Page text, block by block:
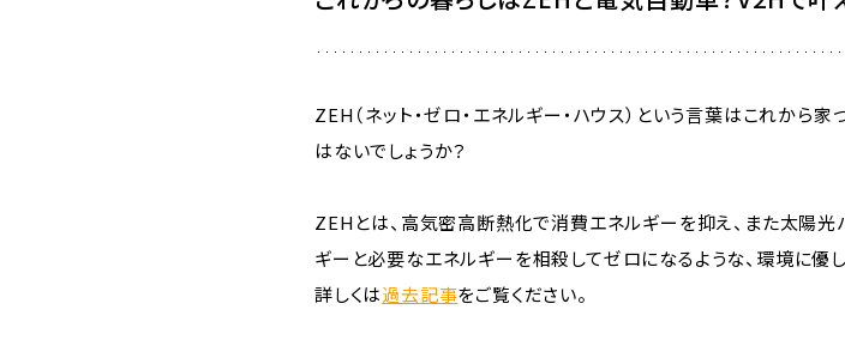
ZEH（ネット・ゼロ・エネルギー・ハウス）という言葉はこれから
はないでしょうか？
ZEHとは、高気密高断熱化で消費エネルギーを抑え、また太陽
ギーと必要なエネルギーを相殺してゼロになるような、環境に優
詳しくは過去記事をご覧ください。